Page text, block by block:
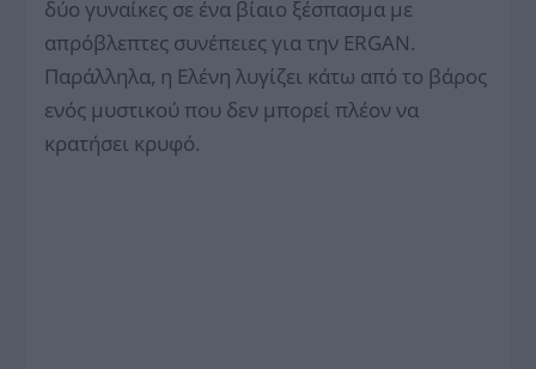
δύο γυναίκες σε ένα βίαιο ξέσπασμα με
απρόβλεπτες συνέπειες για την ERGAN.
Παράλληλα, η Ελένη λυγίζει κάτω από το βάρος
ενός μυστικού που δεν μπορεί πλέον να
κρατήσει κρυφό.